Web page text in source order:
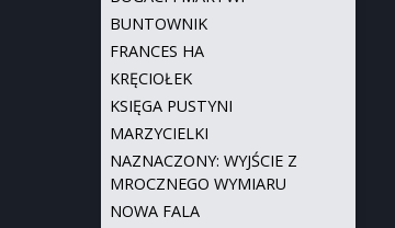
BUNTOWNIK
FRANCES HA
KRĘCIOŁEK
KSIĘGA PUSTYNI
MARZYCIELKI
NAZNACZONY: WYJŚCIE Z
MROCZNEGO WYMIARU
NOWA FALA